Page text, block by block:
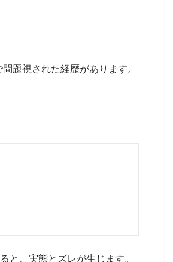
題視された経歴があります。
と、実態とズレが生じます。